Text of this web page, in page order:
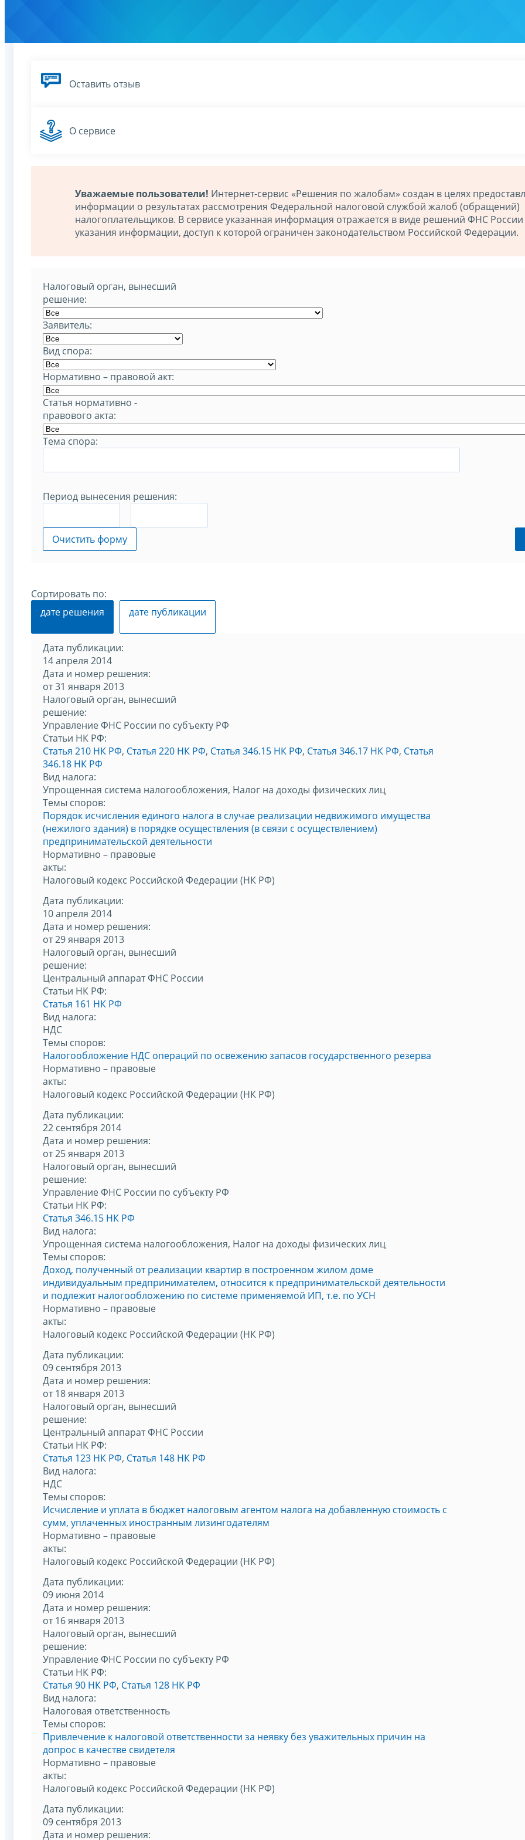
Оставить отзыв
О сервисе
Уважаемые пользователи! Интернет-сервис «Решения по жалобам» создан в целях
информации о результатах рассмотрения Федеральной налоговой службой жалоб (обращений)
налогоплательщиков. В сервисе указанная информация отражается в виде решений ФНС России
указания информации, доступ к которой ограничен законодательством Российской Федерации.
Налоговый орган, вынесший
решение:
Заявитель:
Вид спора:
Нормативно – правовой акт:
Статья нормативно -
правового акта:
Тема спора:
Период вынесения решения:
Очистить форму
Сортировать по:
дате решения
дате публикации
Дата публикации:
14 апреля 2014
Дата и номер решения:
от 31 января 2013
Налоговый орган, вынесший
решение:
Управление ФНС России по субъекту РФ
Статьи НК РФ:
Статья 210 НК РФ, Статья 220 НК РФ, Статья 346.15 НК РФ, Статья 346.17 НК РФ, Статья
346.18 НК РФ
Вид налога:
Упрощенная система налогообложения, Налог на доходы физических лиц
Темы споров:
Порядок исчисления единого налога в случае реализации недвижимого имущества
(нежилого здания) в порядке осуществления (в связи с осуществлением)
предпринимательской деятельности
Нормативно – правовые
акты:
Налоговый кодекс Российской Федерации (НК РФ)
Дата публикации:
10 апреля 2014
Дата и номер решения:
от 29 января 2013
Налоговый орган, вынесший
решение:
Центральный аппарат ФНС России
Статьи НК РФ:
Статья 161 НК РФ
Вид налога:
НДС
Темы споров:
Налогообложение НДС операций по освежению запасов государственного резерва
Нормативно – правовые
акты:
Налоговый кодекс Российской Федерации (НК РФ)
Дата публикации:
22 сентября 2014
Дата и номер решения:
от 25 января 2013
Налоговый орган, вынесший
решение:
Управление ФНС России по субъекту РФ
Статьи НК РФ:
Статья 346.15 НК РФ
Вид налога:
Упрощенная система налогообложения, Налог на доходы физических лиц
Темы споров:
Доход, полученный от реализации квартир в построенном жилом доме
индивидуальным предпринимателем, относится к предпринимательской деятельности
и подлежит налогообложению по системе применяемой ИП, т.е. по УСН
Нормативно – правовые
акты:
Налоговый кодекс Российской Федерации (НК РФ)
Дата публикации:
09 сентября 2013
Дата и номер решения:
от 18 января 2013
Налоговый орган, вынесший
решение:
Центральный аппарат ФНС России
Статьи НК РФ:
Статья 123 НК РФ, Статья 148 НК РФ
Вид налога:
НДС
Темы споров:
Исчисление и уплата в бюджет налоговым агентом налога на добавленную стоимость с
сумм, уплаченных иностранным лизингодателям
Нормативно – правовые
акты:
Налоговый кодекс Российской Федерации (НК РФ)
Дата публикации:
09 июня 2014
Дата и номер решения:
от 16 января 2013
Налоговый орган, вынесший
решение:
Управление ФНС России по субъекту РФ
Статьи НК РФ:
Статья 90 НК РФ, Статья 128 НК РФ
Вид налога:
Налоговая ответственность
Темы споров:
Привлечение к налоговой ответственности за неявку без уважительных причин на
допрос в качестве свидетеля
Нормативно – правовые
акты:
Налоговый кодекс Российской Федерации (НК РФ)
Дата публикации:
09 сентября 2013
Дата и номер решения: